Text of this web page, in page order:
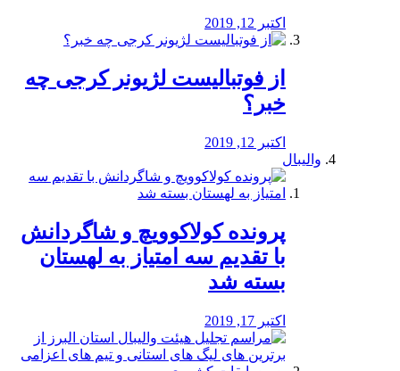
اکتبر 12, 2019
از فوتبالیست لژیونر کرجی چه
خبر؟
اکتبر 12, 2019
والیبال
پرونده کولاکوویچ و شاگردانش
با تقدیم سه امتیاز به لهستان
بسته شد
اکتبر 17, 2019